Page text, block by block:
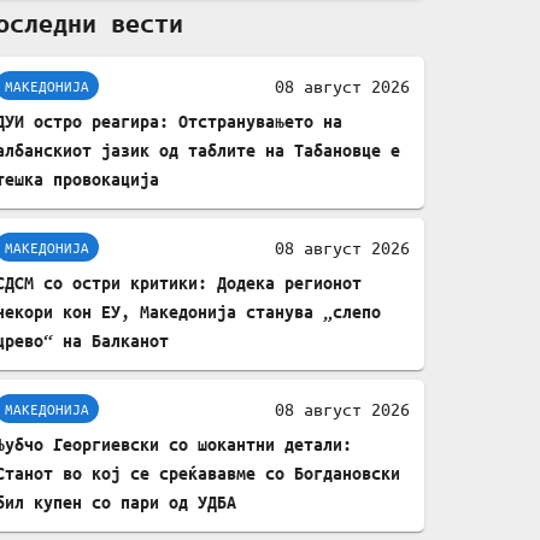
комплет за заштита на
вести
МАКЕДОНИЈА 08 август 2026
остро реагира: Отстранувањето на
јазик од таблите на Табановце е
провокација
МАКЕДОНИЈА 08 август 2026
со остри критики: Додека регионот
кон ЕУ, Македонија станува „слепо
на Балканот
МАКЕДОНИЈА 08 август 2026
Георгиевски со шокантни детали:
во кој се среќававме со Богдановски
купен со пари од УДБА